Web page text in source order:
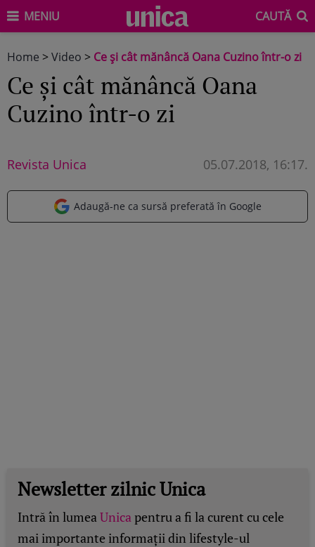
MENIU CAUTĂ
Home >Video > Ce și cât mănâncă Oana Cuzino într-o zi
Ce și cât mănâncă Oana
Cuzino într-o zi
Revista Unica 05.07.2018, 16:17.
Adaugă-ne ca sursă preferată în Google
Newsletter zilnic Unica
Intră în lumeaUnicapentru a fi la curent cu cele
mai importante informații din lifestyle-ul